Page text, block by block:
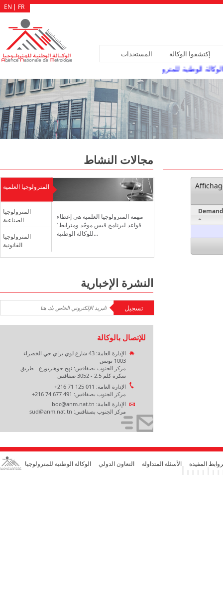
EN FR
إكتشفوا الوكالة المستجدات
الوطنية للمترولوجيا سد الشغورات المسجلة بهياكلها، عن طريق النقلة أو
مجالات النشاط
المترولوجيا العلمية
المترولوجيا
الصناعية
المترولوجيا
القانونية
مهمة المترولوجيا العلمية هي إعطاء
قواعد لبرنامج قيس موحّد ومترابط٬
للوكالة الوطنية...
النشرة الإخبارية
للإتصال بالوكالة
الإدارة العامة: 43 شارع لوي براي حي الخضراء
1003 تونس
مركز الجنوب بصفاقس: نهج جوهنزبورغ - طريق
سكرة كلم 2.5 - 3052 صفاقس
الإدارة العامة: 011 125 71 216+
مركز الجنوب بصفاقس: 491 677 74 216+
الإدارة العامة: boc@anm.nat.tn
مركز الجنوب بصفاقس: sud@anm.nat.tn
الوكالة الوطنية للمترولوجيا التعاون الدولي الأسئلة المتداولة المفيدة